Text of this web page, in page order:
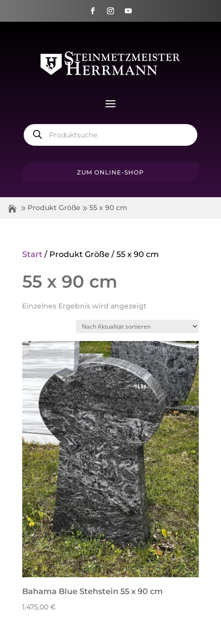
Products
search
ZUM ONLINE-SHOP
Produkt Größe 55 x 90 cm
Start / Produkt Größe / 55 x 90 cm
55 x 90 cm
Einzelnes Ergebnis wird angezeigt
Bahama Blue Stehstein 55 x 90 cm
1.475,00 €